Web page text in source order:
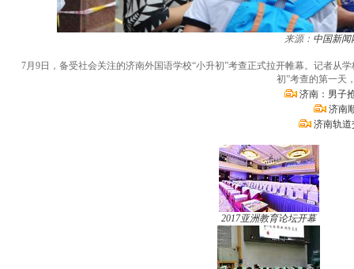
来源： 中国新闻
7月9日，备受社会关注的济南外国语学校“小升初”考查正式拉开帷幕。记者从
初”考查的第一天
济南：男子
济南
济南轨道
2017亚洲教育论坛开幕